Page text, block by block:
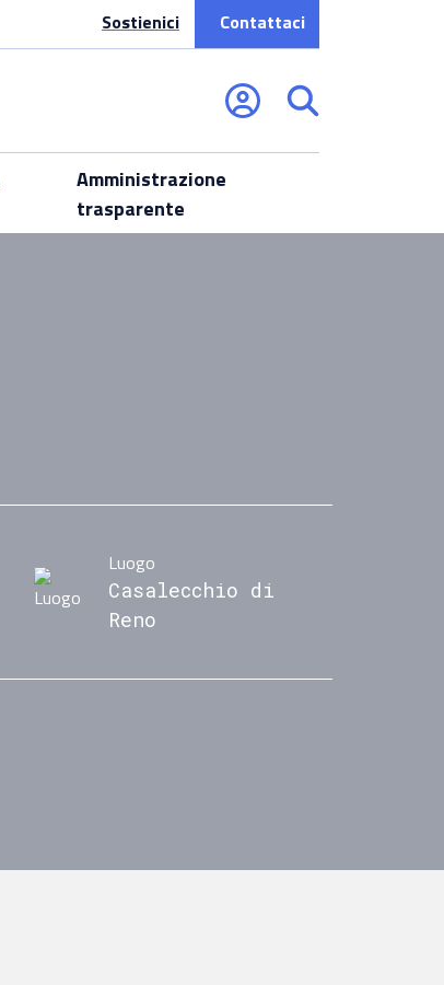
Sostienici Contattaci
Amministrazione
trasparente
Luogo
Casalecchio di
Reno